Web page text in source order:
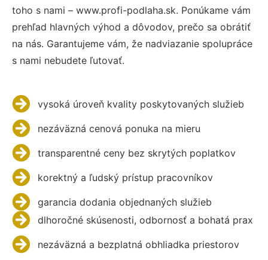
toho s nami – www.profi-podlaha.sk. Ponúkame vám
prehľad hlavných výhod a dôvodov, prečo sa obrátiť
na nás. Garantujeme vám, že nadviazanie spolupráce
s nami nebudete ľutovať.
vysoká úroveň kvality poskytovaných služieb
nezáväzná cenová ponuka na mieru
transparentné ceny bez skrytých poplatkov
korektný a ľudský prístup pracovníkov
garancia dodania objednaných služieb
dlhoročné skúsenosti, odbornosť a bohatá prax
nezáväzná a bezplatná obhliadka priestorov